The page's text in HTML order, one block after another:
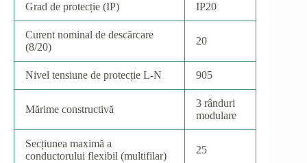
Grad de protecție (IP) IP20
Curent nominal de descărcare
(8/20)
20
Nivel tensiune de protecție L-N 905
Mărime constructivă
3 rânduri
modulare
Secțiunea maximă a
conductorului flexibil (multifilar)
25